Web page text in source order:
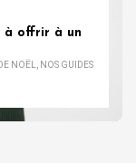
à offrir à un
NOËL NOS GUIDES